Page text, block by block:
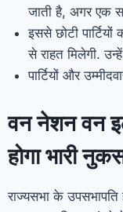
जाती है, अगर एक
इससे छोटी
से राहत मिलेगी.
पार्टियों और
वन नेशन वन
होगा भारी
राज्यसभा के